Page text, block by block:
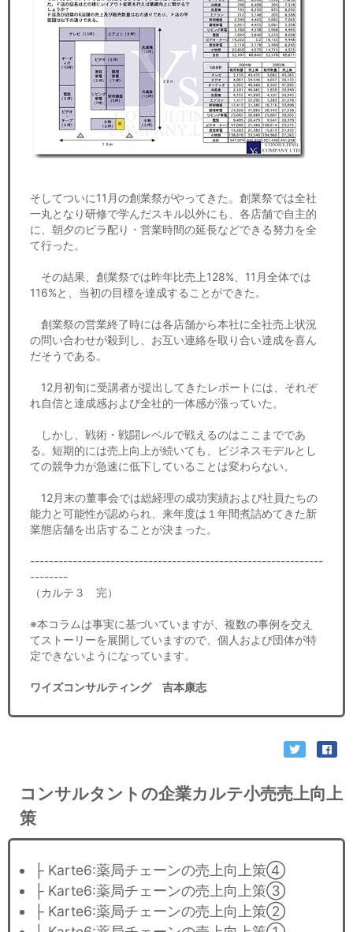
そしてついに11月の創業祭がやってきた。創業祭では全社
一丸となり研修で学んだスキル以外にも、各店舗で自主的
に、朝夕のビラ配り・営業時間の延長などできる努力を全
て行った。
その結果、創業祭では昨年比売上128%、11月全体では
116%と、当初の目標を達成することができた。
創業祭の営業終了時には各店舗から本社に全社売上状況
の問い合わせが殺到し、お互い連絡を取り合い達成を喜ん
だそうである。
12月初旬に受講者が提出してきたレポートには、それぞ
れ自信と達成感および全社的一体感が漲っていた。
しかし、戦術・戦闘レベルで戦えるのはここまでであ
る。短期的には売上向上が続いても、ビジネスモデルとし
ての競争力が急速に低下していることは変わらない。
12月末の董事会では総経理の成功実績および社員たちの
能力と可能性が認められ、来年度は１年間煮詰めてきた新
業態店舗を出店することが決まった。
--------------------------------------------------------------
--------
（カルテ３ 完）
※本コラムは事実に基づいていますが、複数の事例を交え
てストーリーを展開していますので、個人および団体が特
定できないようになっています。
ワイズコンサルティング 吉本康志
コンサルタントの企業カルテ小売売上向上
策
├ Karte6:薬局チェーンの売上向上策④
├ Karte6:薬局チェーンの売上向上策③
├ Karte6:薬局チェーンの売上向上策②